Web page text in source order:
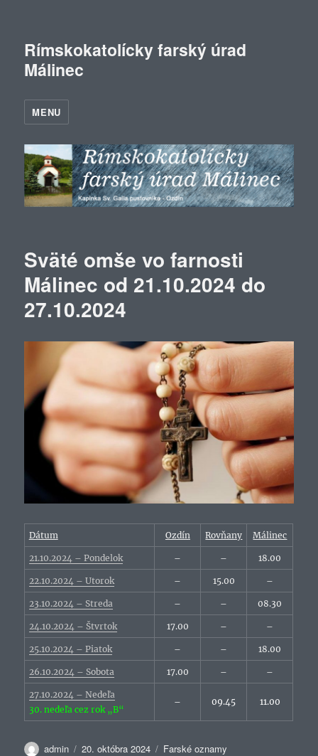
Rímskokatolícky farský úrad
Málinec
MENU
Sväté omše vo farnosti
Málinec od 21.10.2024 do
27.10.2024
Dátum Ozdín Rovňany Málinec
21.10.2024 – Pondelok – – 18.00
22.10.2024 – Utorok – 15.00 –
23.10.2024 – Streda – – 08.30
24.10.2024 – Štvrtok 17.00 – –
25.10.2024 – Piatok – – 18.00
26.10.2024 – Sobota 17.00 – –
27.10.2024 – Nedeľa
30. nedeľa cez rok „B“
– 09.45 11.00
Autor
admin Publikované
20. októbra 2024 Kategórie
Farské oznamy